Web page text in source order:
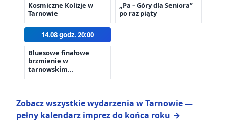
Kosmiczne Kolizje w
Tarnowie
„Pa – Góry dla Seniora”
po raz piąty
14.08 godz. 20:00
Bluesowe finałowe
brzmienie w
tarnowskim
amfiteatrze
Zobacz wszystkie wydarzenia w Tarnowie —
pełny kalendarz imprez do końca roku →